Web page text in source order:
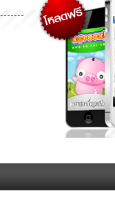
เฟซบุ๊ก ทวิ